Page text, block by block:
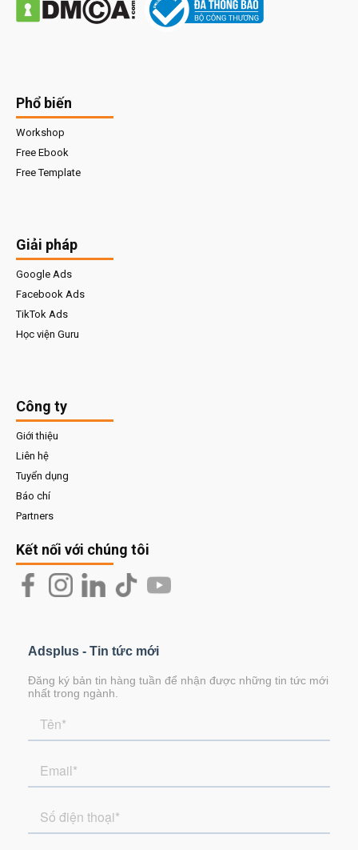
Phổ biến
Workshop
Free Ebook
Free Template
Giải pháp
Google Ads
Facebook Ads
TikTok Ads
Học viện Guru
Công ty
Giới thiệu
Liên hệ
Tuyển dụng
Báo chí
Partners
Kết nối với chúng tôi